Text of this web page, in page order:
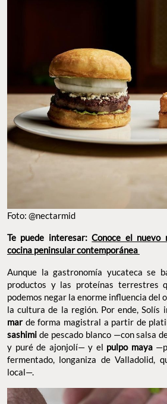
Foto: @nectarmid
Te puede interesar:Conoce el nuevo
cocina peninsular contemporánea
Aunque la gastronomía yucateca se
productos y las proteínas terrestres
podemos negar la enorme influencia del
la cultura de la región. Por ende, Solís
mar de forma magistral a partir de
sashimi de pescado blanco —con salsa
y puré de ajonjolí— y el pulpo maya
fermentado, longaniza de Valladolid,
local—.